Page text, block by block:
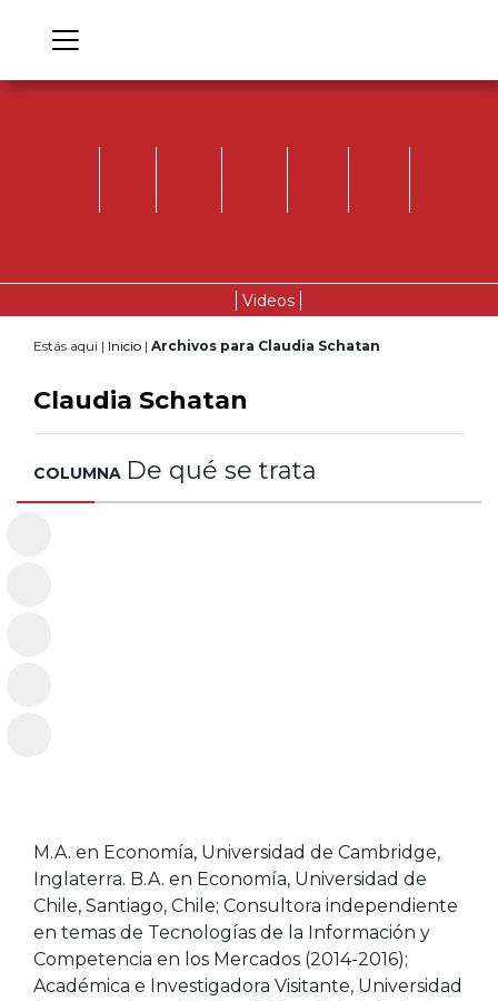
Videos
Estás aqui | Inicio | Archivos para Claudia Schatan
Claudia Schatan
COLUMNA De qué se trata
M.A. en Economía, Universidad de Cambridge,
Inglaterra. B.A. en Economía, Universidad de
Chile, Santiago, Chile; Consultora independiente
en temas de Tecnologías de la Información y
Competencia en los Mercados (2014-2016);
Académica e Investigadora Visitante, Universidad